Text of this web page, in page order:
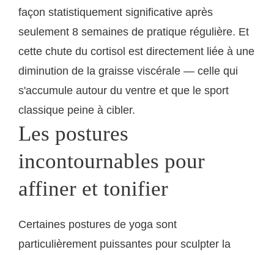
façon statistiquement significative après
seulement 8 semaines de pratique régulière. Et
cette chute du cortisol est directement liée à une
diminution de la graisse viscérale — celle qui
s'accumule autour du ventre et que le sport
classique peine à cibler.
Les postures
incontournables pour
affiner et tonifier
Certaines postures de yoga sont
particulièrement puissantes pour sculpter la